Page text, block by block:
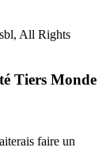
All Rights
Tiers Monde
faire un